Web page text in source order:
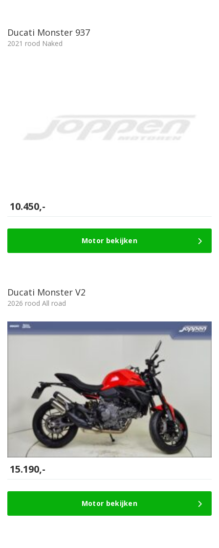
Ducati Monster 937
2021 rood Naked
10.450,-
Motor bekijken
Ducati Monster V2
2026 rood All road
15.190,-
Motor bekijken